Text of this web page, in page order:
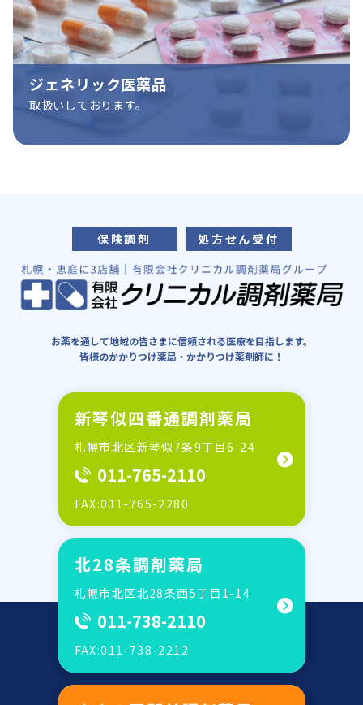
ジェネリック医薬品
取扱いしております。
保険調剤 処方せん受付
お薬を通して地域の皆さまに信頼される医療を目指します。
皆様のかかりつけ薬局・かかりつけ薬剤師に！
新琴似四番通調剤薬局
札幌市北区新琴似7条9丁目6-24
011-765-2110
FAX:011-765-2280
北28条調剤薬局
札幌市北区北28条西5丁目1-14
011-738-2110
FAX:011-738-2212